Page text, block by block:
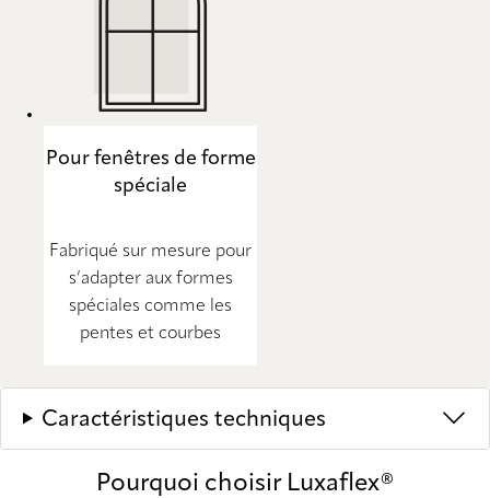
Pour fenêtres de forme
spéciale
Fabriqué sur mesure pour
s’adapter aux formes
spéciales comme les
pentes et courbes
Caractéristiques techniques
Pourquoi choisir Luxaflex®